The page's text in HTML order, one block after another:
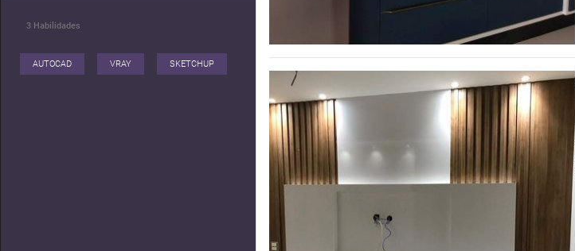
3 Habilidades
AUTOCAD VRAY SKETCHUP